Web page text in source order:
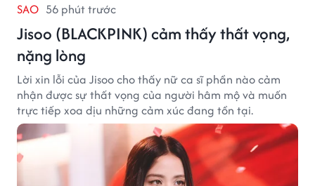
SAO 56 phút trước
Jisoo (BLACKPINK) cảm thấy thất vọng,
nặng lòng
Lời xin lỗi của Jisoo cho thấy nữ ca sĩ phần nào cảm
nhận được sự thất vọng của người hâm mộ và muốn
trực tiếp xoa dịu những cảm xúc đang tồn tại.